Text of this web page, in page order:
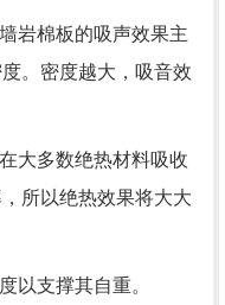
岩棉板的吸声效果主
。密度越大，吸音效
大多数绝热材料吸收
所以绝热效果将大大
以支撑其自重。